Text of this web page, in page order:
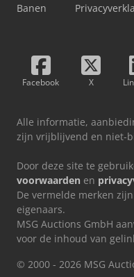
Banen
Facebook X
Alle informatie,
zijn vrijblijvend en niet-
Door deze site te
voorwaarden en
De vermelde merken
eigenaars.
MSG Auctions GmbH
voor de inhoud van
© 2000 - 2026 MSG